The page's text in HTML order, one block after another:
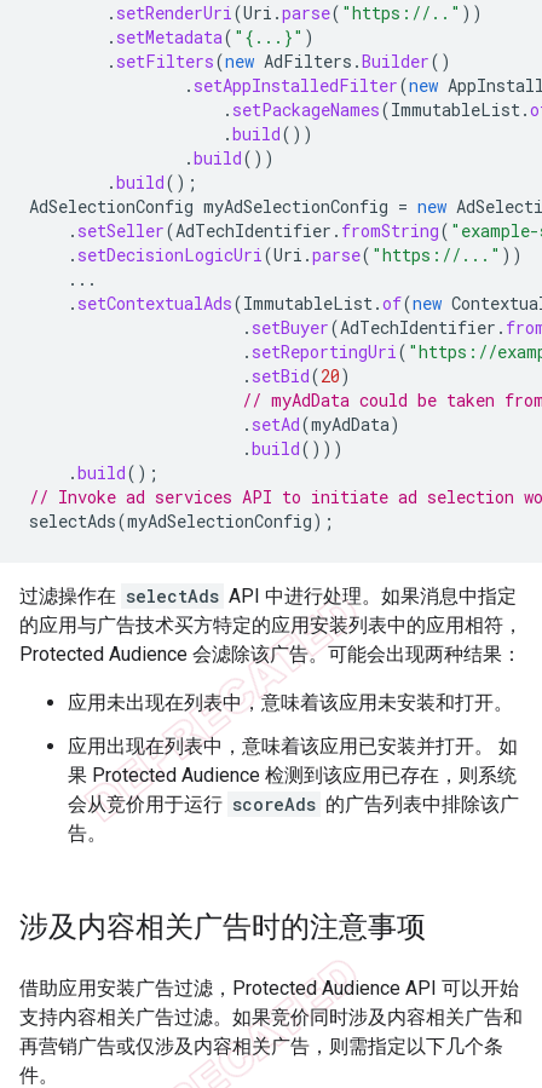
. setRenderUri (Uri .parse( "https://.." ))
. setMetadata( "{...}" )
. setFilters(new AdFilters .Builder()
. setAppInstalledFilter(new
. setPackageNames(ImmutableList .
.build())
.build())
.build();
AdSelectionConfig myAdSelectionConfig = new
. setSeller(AdTechIdentifier . fromString(
. setDecisionLogicUri (Uri .parse( "https://..." ))
...
. setContextualAds(ImmutableList .of(new
. setBuyer(AdTechIdentifier .
. setReportingUri ( "https://
. setBid(20)
// myAdData could be taken
. setAd(myAdData)
.build()))
.build();
// Invoke ad services API to initiate ad selection
selectAds(myAdSelectionConfig);
过滤操作在 selectAds API 中进行处理。如果消息中指定
的应用与广告技术买方特定的应用安装列表中的应用相符，
Protected Audience 会滤除该广告。可能会出现两种结果：
应用未出现在列表中，意味着该应用未安装和打开。
应用出现在列表中，意味着该应用已安装并打开。 如
果 Protected Audience 检测到该应用已存在，则系统
会从竞价用于运行 scoreAds 的广告列表中排除该广
告。
涉及内容相关广告时的注意事项
借助应用安装广告过滤，Protected Audience API 可以开始
支持内容相关广告过滤。如果竞价同时涉及内容相关广告和
再营销广告或仅涉及内容相关广告，则需指定以下几个条
件。